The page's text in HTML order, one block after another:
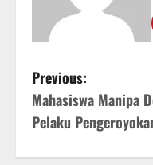
Previous:
Mahasiswa Manipa
Pelaku